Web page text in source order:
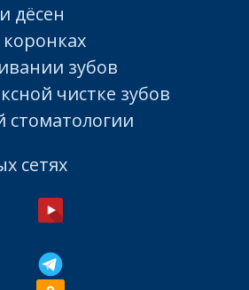
дёсен
зубов
чистке зубов
стоматологии
сетях